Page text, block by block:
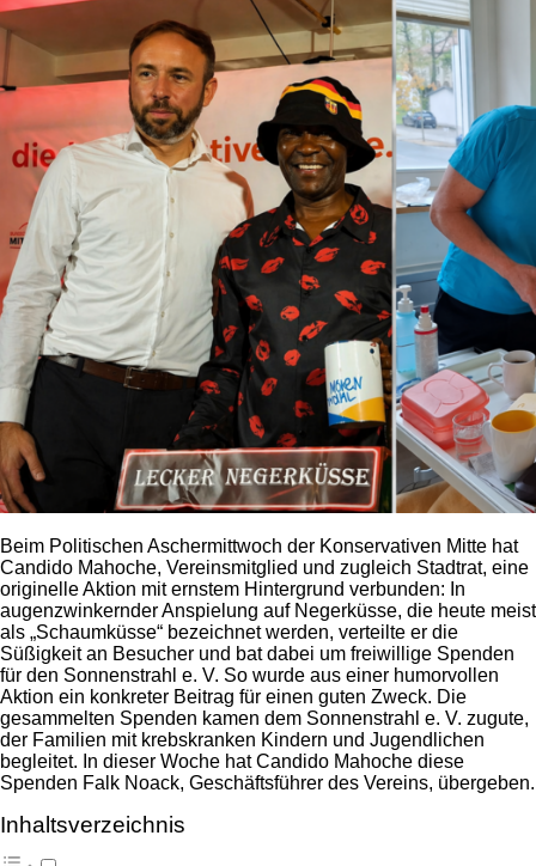
Beim Politischen Aschermittwoch der Konservativen Mitte hat
Candido Mahoche, Vereinsmitglied und zugleich Stadtrat, eine
originelle Aktion mit ernstem Hintergrund verbunden: In
augenzwinkernder Anspielung auf Negerküsse, die heute meist
als „Schaumküsse“ bezeichnet werden, verteilte er die
Süßigkeit an Besucher und bat dabei um freiwillige Spenden
für den Sonnenstrahl e. V. So wurde aus einer humorvollen
Aktion ein konkreter Beitrag für einen guten Zweck. Die
gesammelten Spenden kamen dem Sonnenstrahl e. V. zugute,
der Familien mit krebskranken Kindern und Jugendlichen
begleitet. In dieser Woche hat Candido Mahoche diese
Spenden Falk Noack, Geschäftsführer des Vereins, übergeben.
Inhaltsverzeichnis